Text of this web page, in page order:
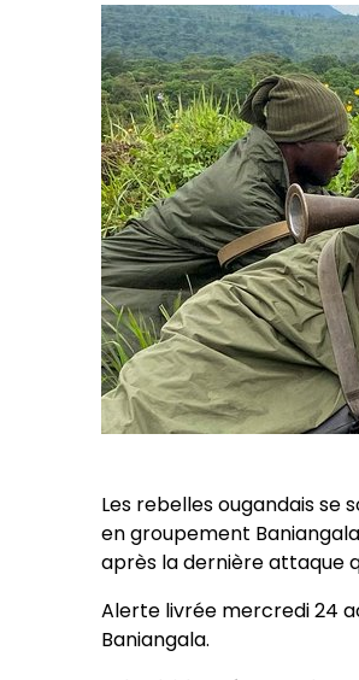
Les rebelles ougandais se
en groupement
après la dernière attaque
Alerte livrée mercredi 24
Baniangala.